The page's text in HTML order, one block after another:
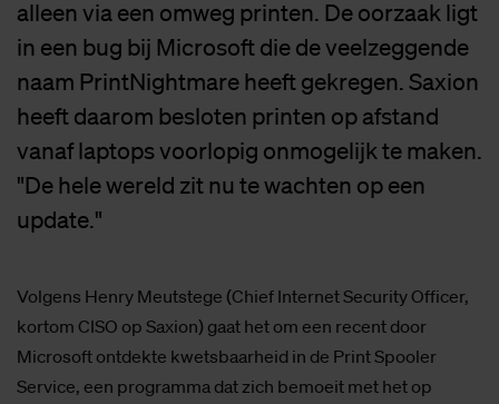
alleen via een omweg printen. De oorzaak ligt
in een bug bij Microsoft die de veelzeggende
naam PrintNightmare heeft gekregen. Saxion
heeft daarom besloten printen op afstand
vanaf laptops voorlopig onmogelijk te maken.
"De hele wereld zit nu te wachten op een
update."
Volgens Henry Meutstege (Chief Internet Security Officer,
kortom CISO op Saxion) gaat het om een recent door
Microsoft ontdekte kwetsbaarheid in de Print Spooler
Service, een programma dat zich bemoeit met het op